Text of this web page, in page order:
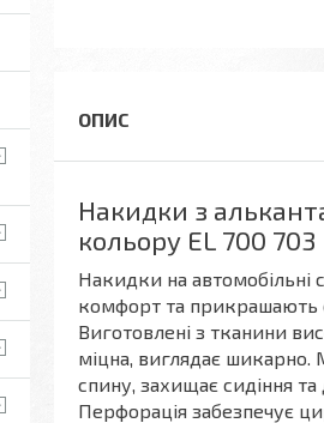
Накидки з
кольору EL 700 703
Накидки на автомобільні
комфорт та прикрашають
Виготовлені з тканини
міцна, виглядає шикарно.
спину, захищає сидіння
Перфорація забезпечує